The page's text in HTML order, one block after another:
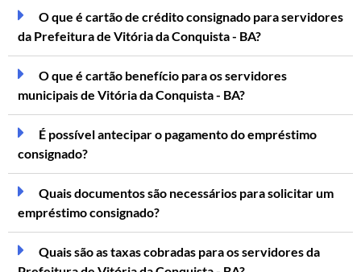
O que é cartão de crédito consignado para servidores
da Prefeitura de Vitória da Conquista - BA?
O que é cartão benefício para os servidores
municipais de Vitória da Conquista - BA?
É possível antecipar o pagamento do empréstimo
consignado?
Quais documentos são necessários para solicitar um
empréstimo consignado?
Quais são as taxas cobradas para os servidores da